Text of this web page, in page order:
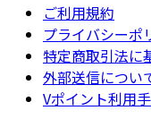
ご利用規約
プライバシーポ
特定商取引法に
外部送信につい
Vポイント利用